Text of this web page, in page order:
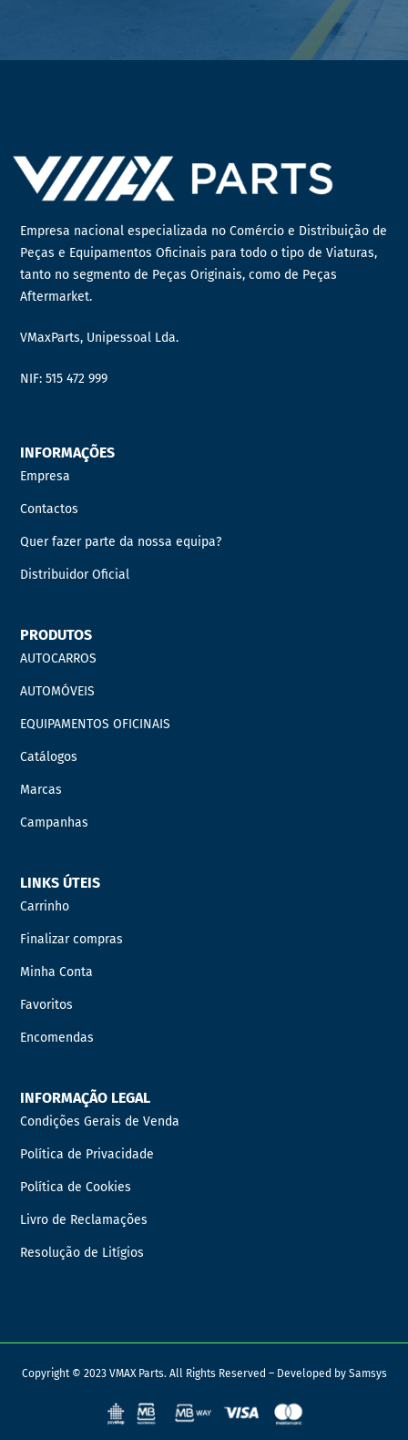
Empresa nacional especializada no Comércio e Distribuição de
Peças e Equipamentos Oficinais para todo o tipo de Viaturas,
tanto no segmento de Peças Originais, como de Peças
Aftermarket.
VMaxParts, Unipessoal Lda.
NIF: 515 472 999
INFORMAÇÕES
Empresa
Contactos
Quer fazer parte da nossa equipa?
Distribuidor Oficial
PRODUTOS
AUTOCARROS
AUTOMÓVEIS
EQUIPAMENTOS OFICINAIS
Catálogos
Marcas
Campanhas
LINKS ÚTEIS
Carrinho
Finalizar compras
Minha Conta
Favoritos
Encomendas
INFORMAÇÃO LEGAL
Condições Gerais de Venda
Política de Privacidade
Política de Cookies
Livro de Reclamações
Resolução de Litígios
Copyright © 2023 VMAX Parts. All Rights Reserved – Developed by Samsys